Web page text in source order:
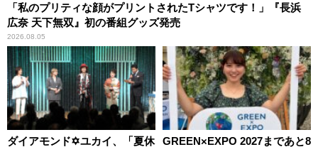
「私のプリティな顔がプリントされたTシャツです！」『長浜
広奈 天下無双』初の番組グッズ発売
2026.08.05
ダイアモンド✡ユカイ、「夏休
GREEN×EXPO 2027まであと8